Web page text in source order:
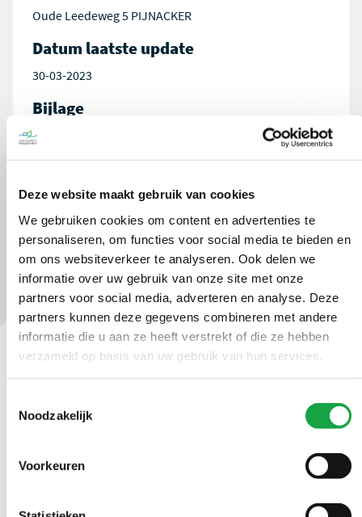
Deze website maakt gebruik van cookies
We gebruiken cookies om content en advertenties te
personaliseren, om functies voor social media te bieden en
om ons websiteverkeer te analyseren. Ook delen we
informatie over uw gebruik van onze site met onze
partners voor social media, adverteren en analyse. Deze
partners kunnen deze gegevens combineren met andere
informatie die u aan ze heeft verstrekt of die ze hebben
verzameld op basis van uw gebruik van hun services.
Noodzakelijk
Voorkeuren
Oude Leedeweg 5 PIJNACKER
Datum laatste update
30-03-2023
Bijlage
ODH297054.docx_AVG.pdf
Ma t/m vr 09.00 tot 17:00 uur